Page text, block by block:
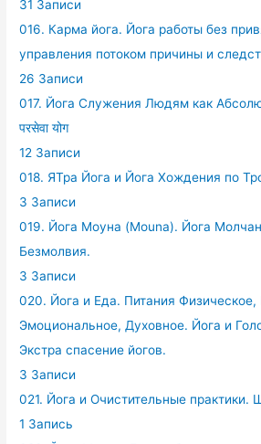
31 Записи
016. Карма йога. Йога работы без
управления потоком причины и
26 Записи
017. Йога Служения Людям как
परसेवा योग
12 Записи
018. ЯТра Йога и Йога Хождения по
3 Записи
019. Йога Моуна (Mouna). Йога
Безмолвия.
3 Записи
020. Йога и Еда. Питания Физическое,
Эмоциональное, Духовное. Йога и
Экстра спасение йогов.
3 Записи
021. Йога и Очистительные практики.
1 Запись